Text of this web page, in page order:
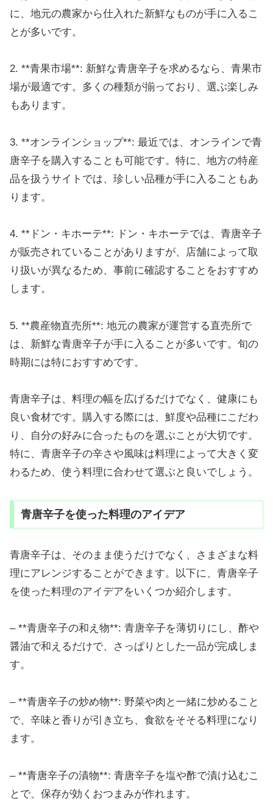
に、地元の農家から仕入れた新鮮なものが手に入るこ
とが多いです。
2. **青果市場**: 新鮮な青唐辛子を求めるなら、青果市
場が最適です。多くの種類が揃っており、選ぶ楽しみ
もあります。
3. **オンラインショップ**: 最近では、オンラインで青
唐辛子を購入することも可能です。特に、地方の特産
品を扱うサイトでは、珍しい品種が手に入ることもあ
ります。
4. **ドン・キホーテ**: ドン・キホーテでは、青唐辛子
が販売されていることがありますが、店舗によって取
り扱いが異なるため、事前に確認することをおすすめ
します。
5. **農産物直売所**: 地元の農家が運営する直売所で
は、新鮮な青唐辛子が手に入ることが多いです。旬の
時期には特におすすめです。
青唐辛子は、料理の幅を広げるだけでなく、健康にも
良い食材です。購入する際には、鮮度や品種にこだわ
り、自分の好みに合ったものを選ぶことが大切です。
特に、青唐辛子の辛さや風味は料理によって大きく変
わるため、使う料理に合わせて選ぶと良いでしょう。
青唐辛子を使った料理のアイデア
青唐辛子は、そのまま使うだけでなく、さまざまな料
理にアレンジすることができます。以下に、青唐辛子
を使った料理のアイデアをいくつか紹介します。
– **青唐辛子の和え物**: 青唐辛子を薄切りにし、酢や
醤油で和えるだけで、さっぱりとした一品が完成しま
す。
– **青唐辛子の炒め物**: 野菜や肉と一緒に炒めること
で、辛味と香りが引き立ち、食欲をそそる料理になり
ます。
– **青唐辛子の漬物**: 青唐辛子を塩や酢で漬け込むこ
とで、保存が効くおつまみが作れます。